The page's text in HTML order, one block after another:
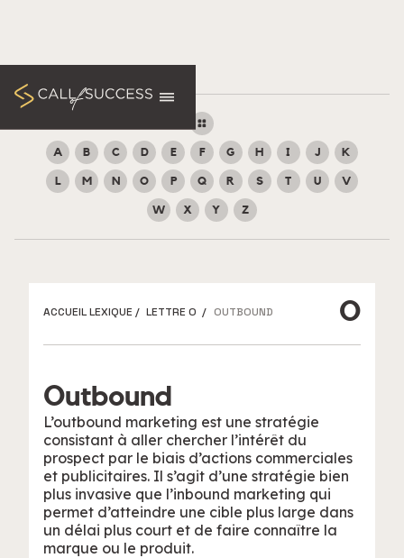
A B C D E F G H I J K
L M N O P Q R S T U V
W X Y Z
ACCUEIL LEXIQUE / LETTRE O / OUTBOUND O
Outbound
L’outbound marketing est une stratégie
consistant à aller chercher l’intérêt du
prospect par le biais d’actions commerciales
et publicitaires. Il s’agit d’une stratégie bien
plus invasive que l’inbound marketing qui
permet d’atteindre une cible plus large dans
un délai plus court et de faire connaître la
marque ou le produit.